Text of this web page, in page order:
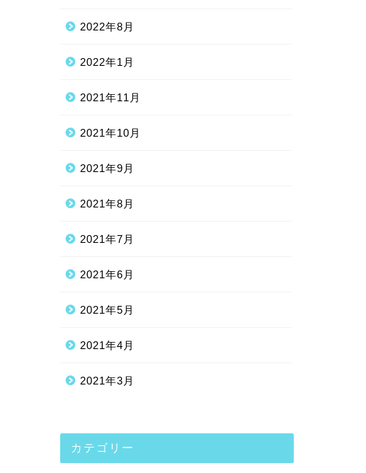
2022年8月
2022年1月
2021年11月
2021年10月
2021年9月
2021年8月
2021年7月
2021年6月
2021年5月
2021年4月
2021年3月
カテゴリー